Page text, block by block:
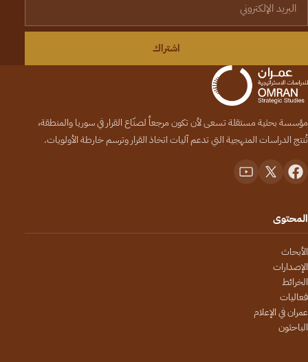
اشتراك
مؤسسة بحثية مستقلة تسعى لأن تكون مرجعاً لصنّاع القرار في سوريا والمنطقة،
تُنتج الدراسات المنهجية التي تدعم آليات اتخاذ القرار وترسم خارطة الأولويات.
المحتوى
الأبحاث
الإصدارات
الخرائط
فعاليات
عمران في الإعلام
الباحثون